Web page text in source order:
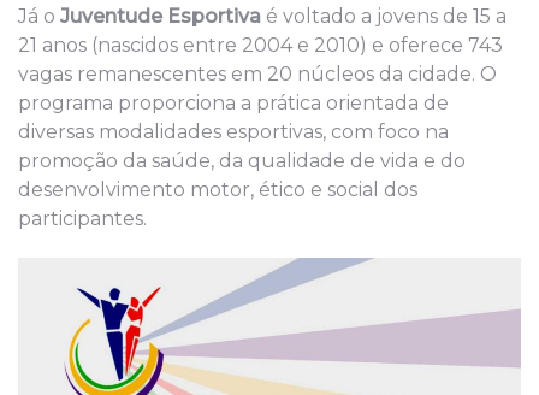
Já o Juventude Esportiva é voltado a jovens de 15 a
21 anos (nascidos entre 2004 e 2010) e oferece 743
vagas remanescentes em 20 núcleos da cidade. O
programa proporciona a prática orientada de
diversas modalidades esportivas, com foco na
promoção da saúde, da qualidade de vida e do
desenvolvimento motor, ético e social dos
participantes.